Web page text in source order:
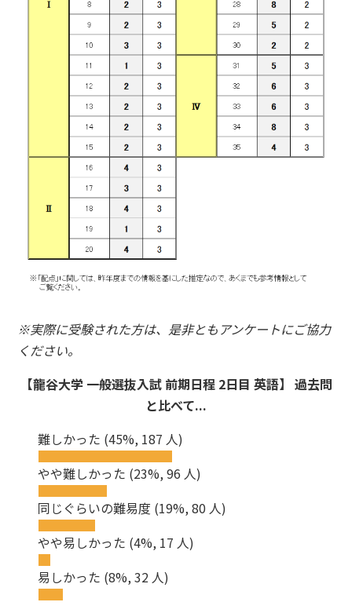
※実際に受験された方は、是非ともアンケートにご協力
ください。
【龍谷大学 一般選抜入試 前期日程 2日目 英語】 過去問
と比べて...
難しかった (45%, 187 人)
やや難しかった (23%, 96 人)
同じぐらいの難易度 (19%, 80 人)
やや易しかった (4%, 17 人)
易しかった (8%, 32 人)